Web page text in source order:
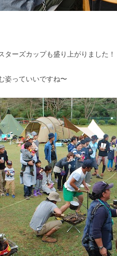
ターズカップも盛り上がりました！
姿っていいですね〜